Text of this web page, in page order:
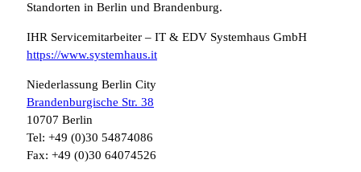
Standorten in Berlin und Brandenburg.
IHR Servicemitarbeiter – IT & EDV Systemhaus GmbH
https://www.systemhaus.it
Niederlassung Berlin City
Brandenburgische Str. 38
10707 Berlin
Tel: +49 (0)30 54874086
Fax: +49 (0)30 64074526